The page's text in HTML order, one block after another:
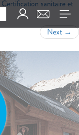
Certification sanitaire et
Next →